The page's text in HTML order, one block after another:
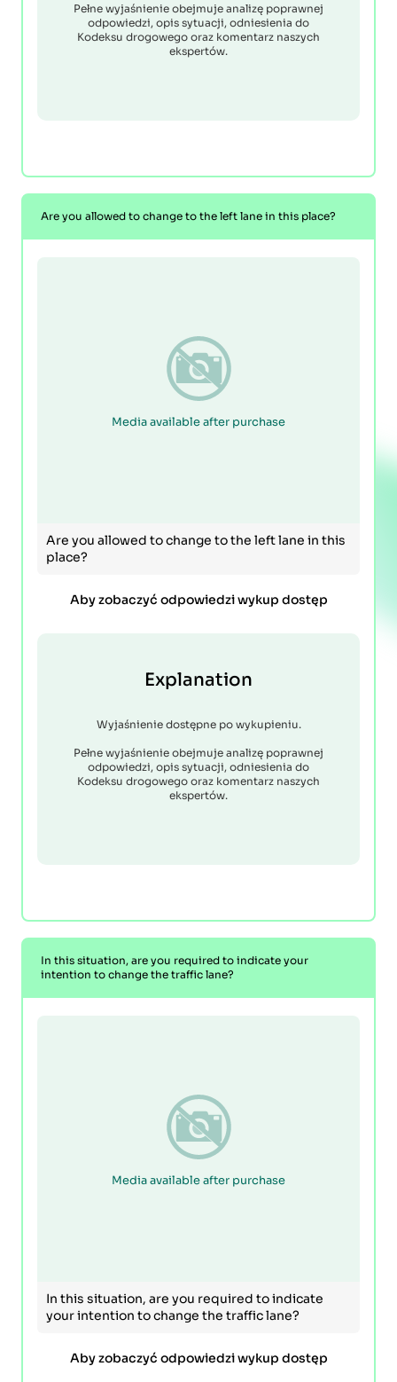
Pełne wyjaśnienie obejmuje analizę poprawnej
odpowiedzi, opis sytuacji, odniesienia do
Kodeksu drogowego oraz komentarz naszych
ekspertów.
Are you allowed to change to the left lane in this place?
Media available after purchase
Are you allowed to change to the left lane in this
place?
Aby zobaczyć odpowiedzi wykup dostęp
Explanation
Wyjaśnienie dostępne po wykupieniu.
Pełne wyjaśnienie obejmuje analizę poprawnej
odpowiedzi, opis sytuacji, odniesienia do
Kodeksu drogowego oraz komentarz naszych
ekspertów.
In this situation, are you required to indicate your
intention to change the traffic lane?
Media available after purchase
In this situation, are you required to indicate
your intention to change the traffic lane?
Aby zobaczyć odpowiedzi wykup dostęp